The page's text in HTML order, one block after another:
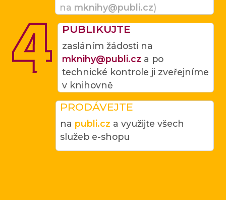
na mknihy@publi.cz)
PUBLIKUJTE
zasláním žádosti na
mknihy@publi.cz a po
technické kontrole ji zveřejníme
v knihovně
PRODÁVEJTE
na publi.cz a využijte všech
služeb e-shopu